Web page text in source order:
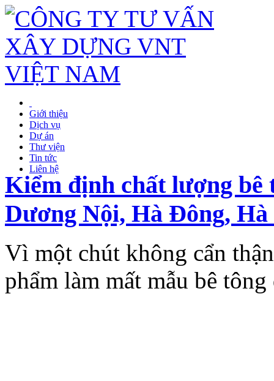
Giới thiệu
Dịch vụ
Dự án
Thư viện
Tin tức
Liên hệ
Kiểm định chất lượng bê
Dương Nội, Hà Đông, Hà
Vì một chút không cẩn
phẩm làm mất mẫu bê